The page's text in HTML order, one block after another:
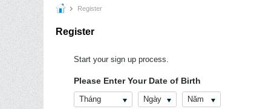
Register
Register
Start your sign up process.
Please Enter Your Date of Birth
Tháng Ngày Năm